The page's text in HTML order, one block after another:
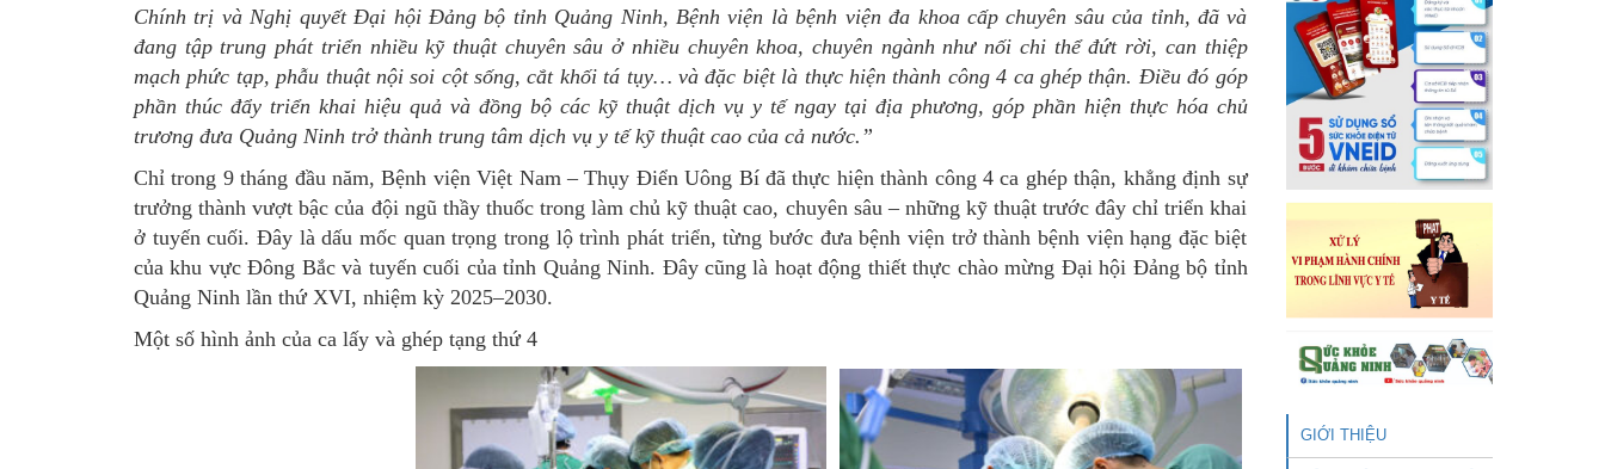
Chính trị và Nghị quyết Đại hội Đảng bộ tỉnh Quảng Ninh, Bệnh viện là bệnh viện đa khoa cấp chuyên sâu của tỉnh, đã và
đang tập trung phát triển nhiều kỹ thuật chuyên sâu ở nhiều chuyên khoa, chuyên ngành như nối chi thể đứt rời, can thiệp
mạch phức tạp, phẫu thuật nội soi cột sống, cắt khối tá tụy… và đặc biệt là thực hiện thành công 4 ca ghép thận. Điều đó góp
phần thúc đẩy triển khai hiệu quả và đồng bộ các kỹ thuật dịch vụ y tế ngay tại địa phương, góp phần hiện thực hóa chủ
trương đưa Quảng Ninh trở thành trung tâm dịch vụ y tế kỹ thuật cao của cả nước.”
Chỉ trong 9 tháng đầu năm, Bệnh viện Việt Nam – Thụy Điển Uông Bí đã thực hiện thành công 4 ca ghép thận, khẳng định sự
trưởng thành vượt bậc của đội ngũ thầy thuốc trong làm chủ kỹ thuật cao, chuyên sâu – những kỹ thuật trước đây chỉ triển khai
ở tuyến cuối. Đây là dấu mốc quan trọng trong lộ trình phát triển, từng bước đưa bệnh viện trở thành bệnh viện hạng đặc biệt
của khu vực Đông Bắc và tuyến cuối của tỉnh Quảng Ninh. Đây cũng là hoạt động thiết thực chào mừng Đại hội Đảng bộ tỉnh
Quảng Ninh lần thứ XVI, nhiệm kỳ 2025–2030.
Một số hình ảnh của ca lấy và ghép tạng thứ 4
GIỚI THIỆU